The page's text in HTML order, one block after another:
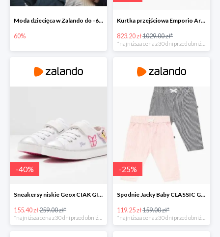
Moda dziecięca w Zalando do -60%
60%
Kurtka przejściowa Emporio Armani -20%
823.20 zł1029.00 zł*
-40%
Sneakersy niskie Geox CIAK GIRL -40%
155.40 zł259.00 zł*
*najniższa cena z 30 dni przed obniżką
-25%
Spodnie Jacky Baby CLASSIC GIRLS 2 PACK -25%
119.25 zł159.00 zł*
*najniższa cena z 30 dni przed obniżką